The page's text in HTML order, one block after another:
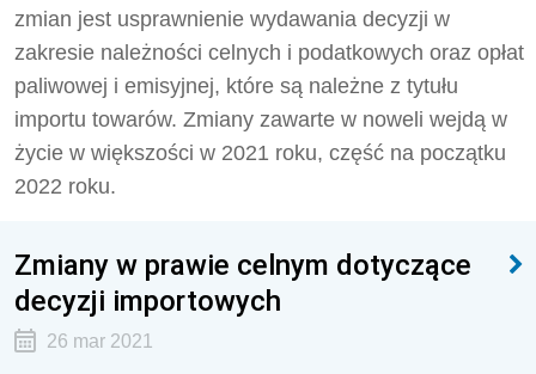
zmian jest usprawnienie wydawania decyzji w
zakresie należności celnych i podatkowych oraz opłat
paliwowej i emisyjnej, które są należne z tytułu
importu towarów. Zmiany zawarte w noweli wejdą w
życie w większości w 2021 roku, część na początku
2022 roku.
Zmiany w prawie celnym dotyczące
decyzji importowych
26 mar 2021